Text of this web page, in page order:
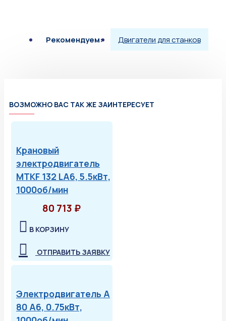
Рекомендуем: Двигатели для станков
ВОЗМОЖНО ВАС ТАК ЖЕ ЗАИНТЕРЕСУЕТ
Крановый
электродвигатель
MTKF 132 LA6, 5.5кВт,
1000об/мин
80 713 ₽
В КОРЗИНУ
ОТПРАВИТЬ ЗАЯВКУ
Электродвигатель А
80 А6, 0.75кВт,